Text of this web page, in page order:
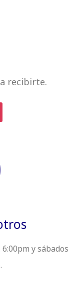
recibirte.
6:00pm y sábados